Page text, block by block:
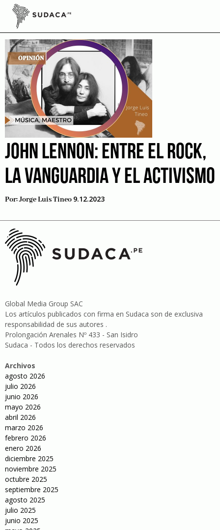
Skip
content8 de diciembre de 1980
JOHN LENNON: ENTRE EL ROCK,
LA VANGUARDIA Y EL ACTIVISMO
Por:Jorge Luis Tineo 9.12.2023
Global Media Group SAC
Los artículos publicados con firma en Sudaca son de exclusiva
responsabilidad de sus autores .
Prolongación Arenales Nº 433 - San Isidro
Sudaca - Todos los derechos reservados
Archivos
agosto 2026
julio 2026
junio 2026
mayo 2026
abril 2026
marzo 2026
febrero 2026
enero 2026
diciembre 2025
noviembre 2025
octubre 2025
septiembre 2025
agosto 2025
julio 2025
junio 2025